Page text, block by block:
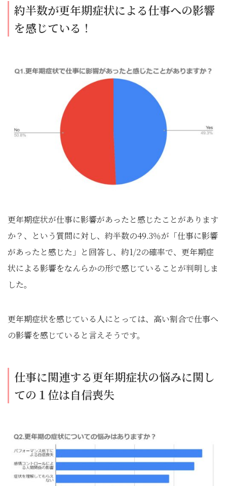
約半数が更年期症状による仕事への影響
を感じている！
更年期症状が仕事に影響があったと感じたことがあります
か？、という質問に対し、約半数の49.3％が「仕事に影響
があったと感じた」と回答し、約1/2の確率で、更年期症
状による影響をなんらかの形で感じていることが判明しま
した。
更年期症状を感じている人にとっては、高い割合で仕事へ
の影響を感じていると言えそうです。
仕事に関連する更年期症状の悩みに関し
ての１位は自信喪失